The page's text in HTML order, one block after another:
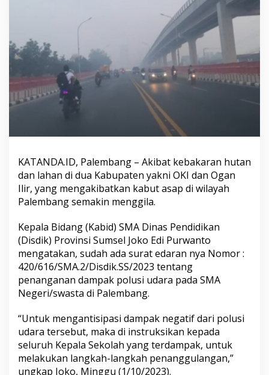
e
g
l
a
s
a
i
k
n
a
s
S
u
s
e
l
KATANDA.ID, Palembang – Akibat kebakaran hutan
dan lahan di dua Kabupaten yakni OKI dan Ogan
Ilir, yang mengakibatkan kabut asap di wilayah
Palembang semakin menggila.
Kepala Bidang (Kabid) SMA Dinas Pendidikan
(Disdik) Provinsi Sumsel Joko Edi Purwanto
mengatakan, sudah ada surat edaran nya Nomor :
420/616/SMA.2/Disdik.SS/2023 tentang
penanganan dampak polusi udara pada SMA
Negeri/swasta di Palembang.
“Untuk mengantisipasi dampak negatif dari polusi
udara tersebut, maka di instruksikan kepada
seluruh Kepala Sekolah yang terdampak, untuk
melakukan langkah-langkah penanggulangan,”
ungkap Joko, Minggu (1/10/2023).